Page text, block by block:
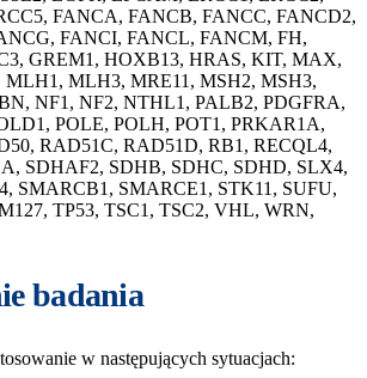
FANCA, FANCB, FANCC, FANCD2,
FANCI, FANCL, FANCM, FH,
GREM1, HOXB13, HRAS, KIT, MAX,
MLH3, MRE11, MSH2, MSH3,
NF1, NF2, NTHL1, PALB2, PDGFRA,
POLE, POLH, POT1, PRKAR1A,
RAD51C, RAD51D, RB1, RECQL4,
SDHAF2, SDHB, SDHC, SDHD, SLX4,
SMARCB1, SMARCE1, STK11, SUFU,
TP53, TSC1, TSC2, VHL, WRN,
badania
w następujących sytuacjach: